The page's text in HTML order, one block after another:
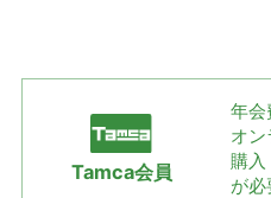
Tamca会員
年会
オ
購入
が必